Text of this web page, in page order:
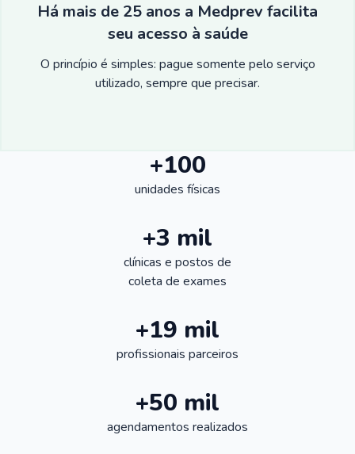
Há mais de 25 anos a Medprev facilita
seu acesso à saúde
O princípio é simples: pague somente pelo serviço
utilizado, sempre que precisar.
+100
unidades físicas
+3 mil
clínicas e postos de
coleta de exames
+19 mil
profissionais parceiros
+50 mil
agendamentos realizados